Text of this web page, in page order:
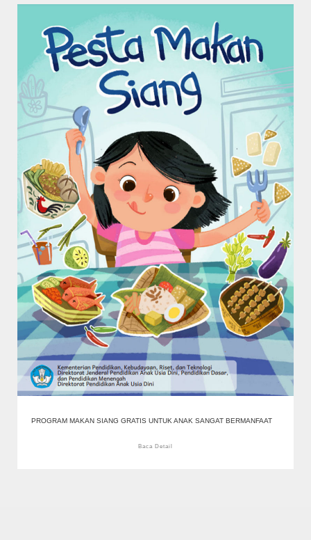
PROGRAM MAKAN SIANG GRATIS UNTUK ANAK SANGAT BERMANFAAT
Baca Detail